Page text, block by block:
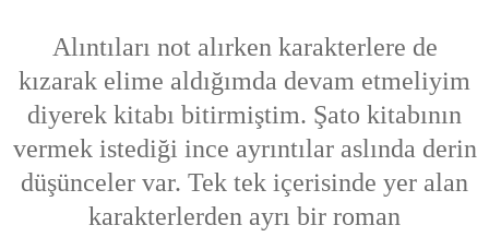
Alıntıları not alırken karakterlere de
kızarak elime aldığımda devam etmeliyim
diyerek kitabı bitirmiştim. Şato kitabının
vermek istediği ince ayrıntılar aslında derin
düşünceler var. Tek tek içerisinde yer alan
karakterlerden ayrı bir roman